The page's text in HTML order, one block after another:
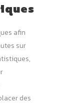
afin
sur
des